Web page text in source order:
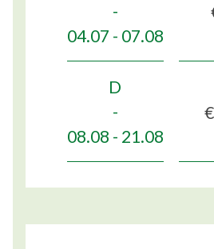
-
04.07 - 07.08
D
-
08.08 - 21.08